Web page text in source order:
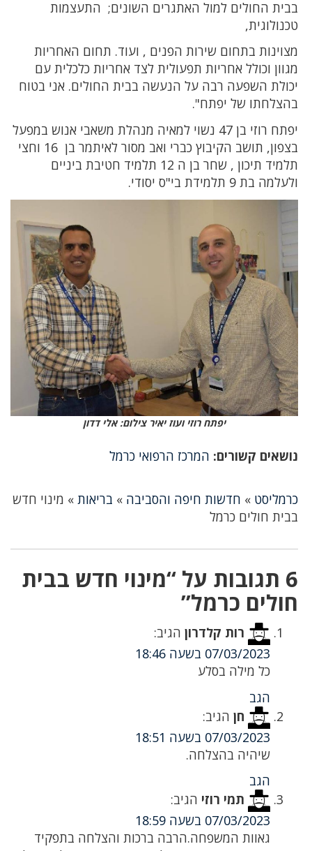
בבית החולים למול האתגרים השונים; התעצמות
טכנולוגית,
מצוינות בתחום שירות הפנים , ועוד. תחום האחריות
מגוון וכולל אחריות תפעולית לצד אחריות כלכלית עם
יכולת השפעה רבה על הנעשה בבית החולים. אני בטוח
בהצלחתו של יפתח".
יפתח רוזי בן 47 נשוי למאיה מנהלת משאבי אנוש במפעל
בצפון, תושב הקיבוץ כברי ואב מסור לאיתמר בן 16 וחצי
תלמיד תיכון , שחר בן ה 12 תלמיד חטיבת ביניים
ולעלמה בת 9 תלמידת בי"ס יסודי.
יפתח רוזי ועוז יאיר צילום: אלי דדון
נושאים קשורים: המרכז הרפואי כרמל
כרמליסט » חדשות חיפה והסביבה » בריאות » מינוי חדש
בבית חולים כרמל
6 תגובות על “מינוי חדש בבית
חולים כרמל”
רות קלדרון הגיב:
07/03/2023 בשעה 18:46
כל מילה בסלע
הגב
חן הגיב:
07/03/2023 בשעה 18:51
שיהיה בהצלחה.
הגב
תמי רוזי הגיב:
07/03/2023 בשעה 18:59
גאוות המשפחה.הרבה ברכות והצלחה בתפקיד